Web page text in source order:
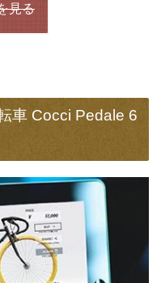
見る
車 Cocci Pedale 6